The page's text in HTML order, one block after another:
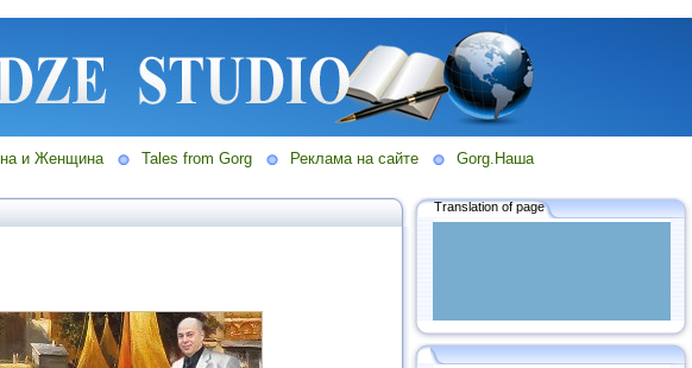
и Женщина Tales from Gorg Реклама на сайте
Gorg.Наша
Translation of page